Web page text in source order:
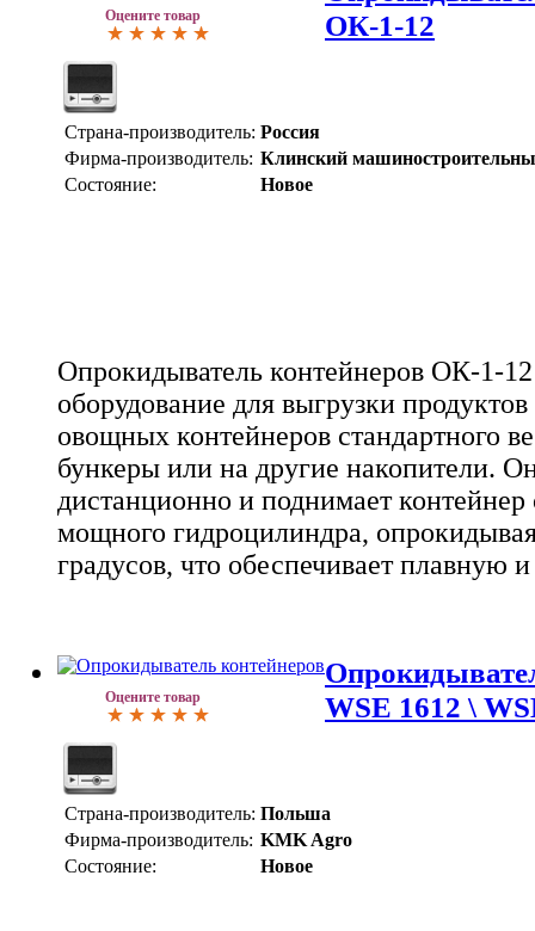
Оцените товар
ОК-1-12
Страна-производитель: Россия
Фирма-производитель: Клинский
Состояние:
Новое
Опрокидыватель контейнеров ОК-1-12
оборудование для выгрузки
овощных контейнеров стандартного
бункеры или на другие накопители.
дистанционно и поднимает
мощного гидроцилиндра,
градусов, что обеспечивает плавную
Оцените товар
WSE 1612 \
Страна-производитель: Польша
Фирма-производитель: KMK Agro
Состояние:
Новое